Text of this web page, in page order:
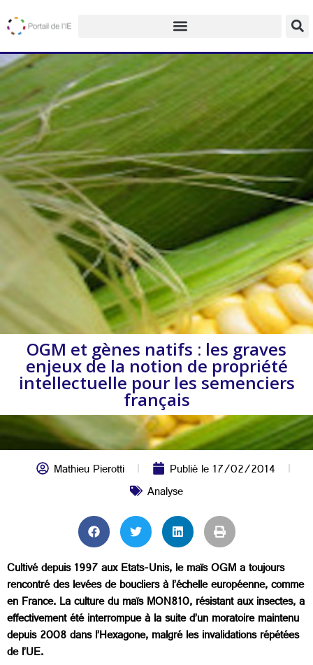
OGM et gènes natifs : les graves
enjeux de la notion de propriété
intellectuelle pour les semenciers
français
Mathieu Pierotti Publié le17/02/2014
Analyse
Cultivé depuis 1997 aux Etats-Unis, le maïs OGM a toujours
rencontré des levées de boucliers à l’échelle européenne, comme
en France. La culture du maïs MON810, résistant aux insectes, a
effectivement été interrompue à la suite d’un moratoire maintenu
depuis 2008 dans l’Hexagone, malgré les invalidations répétées
de l’UE.